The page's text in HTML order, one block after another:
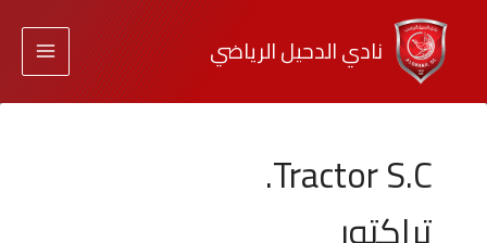
نادي الدحيل الرياضي
Tractor S.C.